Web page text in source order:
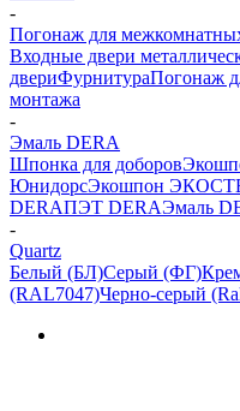
-
Погонаж для
Входные двери
двериФурнитураПогонаж
монтажа
-
Эмаль DERA
Шпонка для доборов
ЮнидорсЭкошпон ЭКО
DERAПЭТ DERAЭмаль
-
Quartz
Белый (БЛ)Серый (ФГ)
(RAL7047)Черно-серый